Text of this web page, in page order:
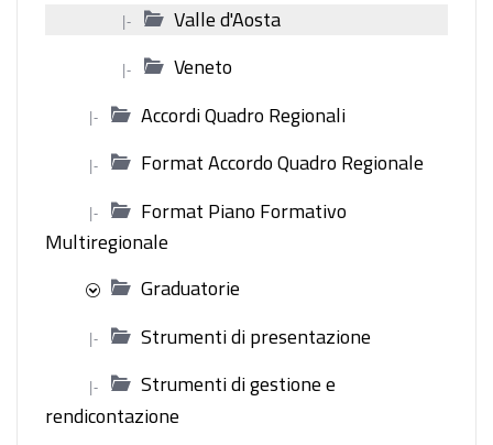
|- Valle d'Aosta
|- Veneto
|- Accordi Quadro Regionali
|- Format Accordo Quadro Regionale
|-
Format Piano Formativo
Multiregionale
Graduatorie
|- Strumenti di presentazione
|-
Strumenti di gestione e
rendicontazione